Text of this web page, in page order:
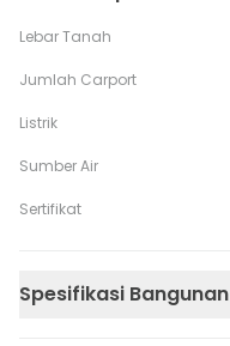
Lebar Tanah
Jumlah Carport
Listrik
Sumber Air
Sertifikat
Spesifikasi Bangunan